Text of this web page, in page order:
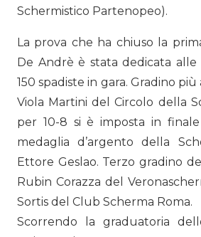
Schermistico Partenopeo).
La prova che ha chiuso la
De Andrè è stata dedicata alle
150 spadiste in gara. Gradino
Viola Martini del Circolo della
per 10-8 si è imposta in
medaglia d’argento della
Ettore Geslao. Terzo gradino
Rubin Corazza del
Sortis del Club Scherma Roma.
Scorrendo la graduatoria